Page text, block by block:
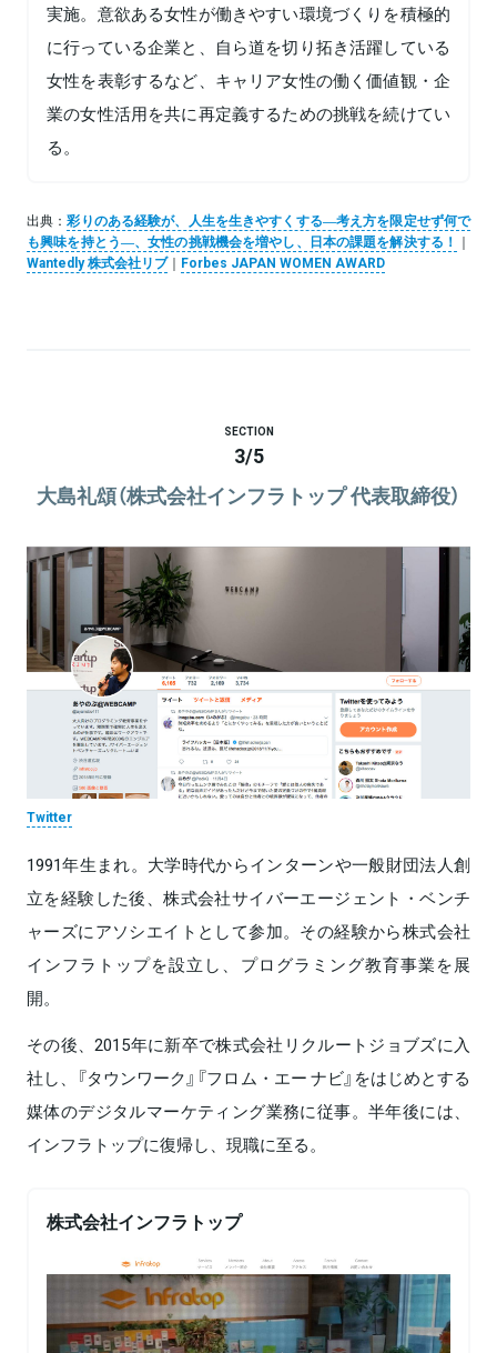
実施。意欲ある女性が働きやすい環境づくりを積極的
に行っている企業と、自ら道を切り拓き活躍している
女性を表彰するなど、キャリア女性の働く価値観・企
業の女性活用を共に再定義するための挑戦を続けてい
る。
出典：彩りのある経験が、人生を生きやすくする―考え方を限定せず何で
も興味を持とう―、女性の挑戦機会を増やし、日本の課題を解決する！ ｜
Wantedly 株式会社リブ｜ Forbes JAPAN WOMEN AWARD
SECTION
3/5
大島礼頌（株式会社インフラトップ 代表取締役）
Twitter
1991年生まれ。大学時代からインターンや一般財団法人創
立を経験した後、株式会社サイバーエージェント・ベンチ
ャーズにアソシエイトとして参加。その経験から株式会社
インフラトップを設立し、プログラミング教育事業を展
開。
その後、2015年に新卒で株式会社リクルートジョブズに入
社し、『タウンワーク』『フロム・エー ナビ』をはじめとする
媒体のデジタルマーケティング業務に従事。半年後には、
インフラトップに復帰し、現職に至る。
株式会社インフラトップ